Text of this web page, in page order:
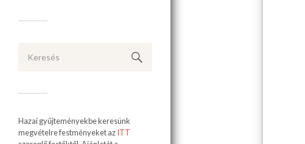
Hazai gyűjteményekbe keresünk
megvételre festményeket azITT